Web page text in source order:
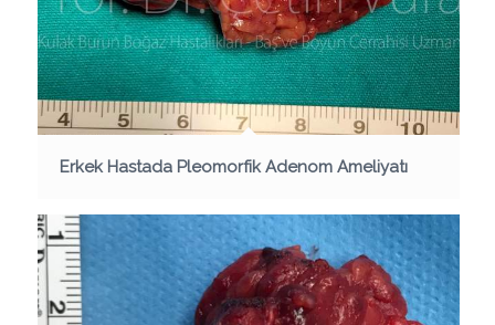
Erkek Hastada Pleomorfik Adenom Ameliyatı